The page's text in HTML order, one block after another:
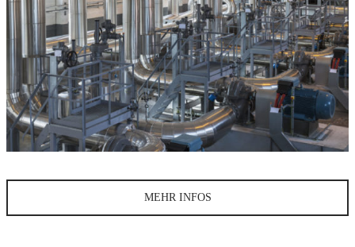
MEHR INFOS